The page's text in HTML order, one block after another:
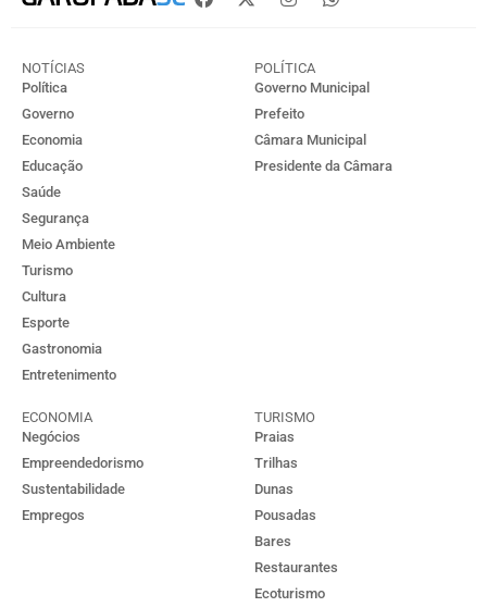
NOTÍCIAS
Política
Governo
Economia
Educação
Saúde
Segurança
Meio Ambiente
Turismo
Cultura
Esporte
Gastronomia
Entretenimento
POLÍTICA
Governo Municipal
Prefeito
Câmara Municipal
Presidente da Câmara
ECONOMIA
Negócios
Empreendedorismo
Sustentabilidade
Empregos
TURISMO
Praias
Trilhas
Dunas
Pousadas
Bares
Restaurantes
Ecoturismo